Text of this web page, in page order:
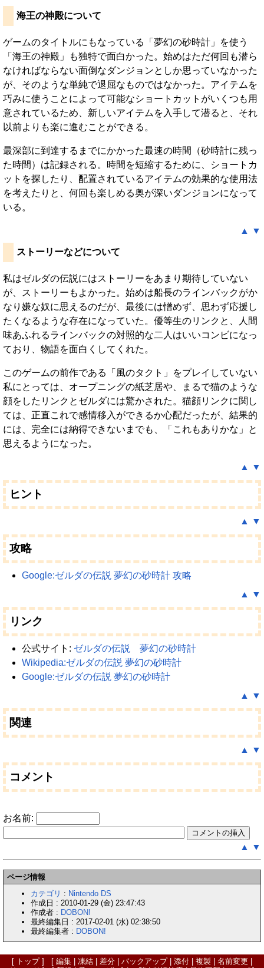
海王の神殿について
ゲームのタイトルにもなっている「夢幻の砂時計」を使う
「海王の神殿」も独特で面白かった。始めはただ何回も潜ら
なければならない面倒なダンジョンとしか思っていなかった
が、そのような単純で退屈なものではなかった。アイテムを
巧みに使うことによって可能なショートカットがいくつも用
意されているため、新しいアイテムを入手して潜ると、それ
以前よりも楽に進むことができる。
最深部に到達するまでにかかった最速の時間（砂時計に残っ
た時間）は記録される。時間を短縮するために、ショートカ
ットを探したり、配置されているアイテムの効果的な使用法
を考えたりと、何回も楽しめる奥が深いダンジョンになって
いる。
▲ ▼
ストーリーなどについて
私はゼルダの伝説にはストーリーをあまり期待していない
が、ストーリーもよかった。始めは船長のラインバックがか
なり嫌な奴に思えるのだが、最後には憎めず、思わず応援し
たくなるような存在になっていた。優等生のリンクと、人間
味あふれるラインバックの対照的な二人はいいコンビになっ
ており、物語を面白くしてくれた。
このゲームの前作である「風のタクト」をプレイしていない
私にとっては、オープニングの紙芝居や、まるで猫のような
顔をしたリンクとゼルダには驚かされた。猫顔リンクに関し
ては、正直これで感情移入ができるか心配だったが、結果的
には、完全には納得できないまでも、「これもありかな」と
思えるようになった。
▲ ▼
ヒント
▲ ▼
攻略
Google:ゼルダの伝説 夢幻の砂時計 攻略
▲
▼
リンク
公式サイト: ゼルダの伝説 夢幻の砂時計
Wikipedia:ゼルダの伝説 夢幻の砂時計
Google:ゼルダの伝説 夢幻の砂時計
▲
▼
関連
▲ ▼
コメント
お名前:
▲ ▼
ページ情報
カテゴリ : Nintendo DS
作成日 : 2010-01-29 (金) 23:47:43
作成者 : DOBON!
最終編集日 : 2017-02-01 (水) 02:38:50
最終編集者 : DOBON!
[ トップ] [ 編集 凍結 差分 バックアップ| 添付 複製 名前変更